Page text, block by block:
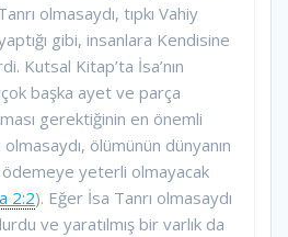
olmasaydı, tıpkı Vahiy
gibi, insanlara Kendisine
Kutsal Kitap’ta İsa’nın
başka ayet ve parça
gerektiğinin en önemli
ölümünün dünyanın
ödemeye yeterli olmayacak
2:2). Eğer İsa Tanrı olmasaydı
ve yaratılmış bir varlık da